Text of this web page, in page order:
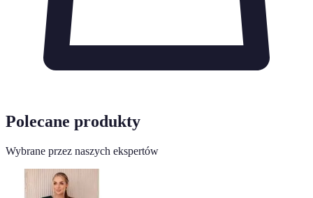
Polecane produkty
Wybrane przez naszych ekspertów